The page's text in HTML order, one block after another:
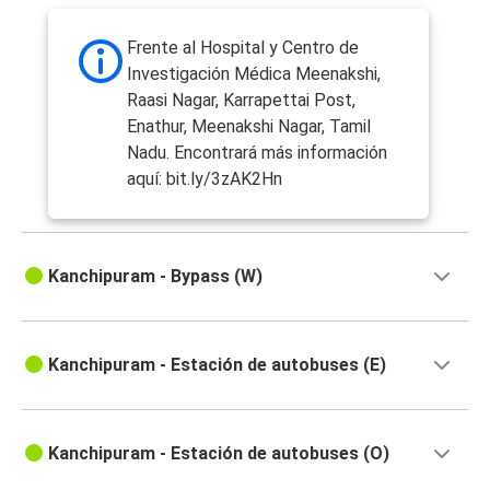
Frente al Hospital y Centro de
Investigación Médica Meenakshi,
Raasi Nagar, Karrapettai Post,
Enathur, Meenakshi Nagar, Tamil
Nadu. Encontrará más información
aquí: bit.ly/3zAK2Hn
Kanchipuram - Bypass (W)
Kanchipuram - Estación de autobuses (E)
Kanchipuram - Estación de autobuses (O)